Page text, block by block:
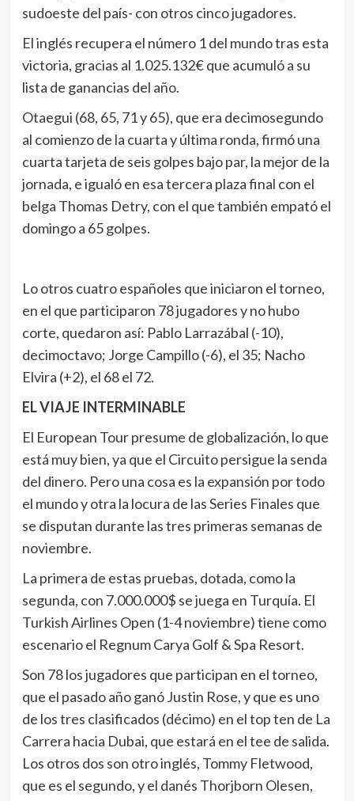
sudoeste del país- con otros cinco jugadores.
El inglés recupera el número 1 del mundo tras esta
victoria, gracias al 1.025.132€ que acumuló a su
lista de ganancias del año.
Otaegui (68, 65, 71 y 65), que era decimosegundo
al comienzo de la cuarta y última ronda, firmó una
cuarta tarjeta de seis golpes bajo par, la mejor de la
jornada, e igualó en esa tercera plaza final con el
belga Thomas Detry, con el que también empató el
domingo a 65 golpes.
Lo otros cuatro españoles que iniciaron el torneo,
en el que participaron 78 jugadores y no hubo
corte, quedaron así: Pablo Larrazábal (-10),
decimoctavo; Jorge Campillo (-6), el 35; Nacho
Elvira (+2), el 68 el 72.
EL VIAJE INTERMINABLE
El European Tour presume de globalización, lo que
está muy bien, ya que el Circuito persigue la senda
del dinero. Pero una cosa es la expansión por todo
el mundo y otra la locura de las Series Finales que
se disputan durante las tres primeras semanas de
noviembre.
La primera de estas pruebas, dotada, como la
segunda, con 7.000.000$ se juega en Turquía. El
Turkish Airlines Open (1-4 noviembre) tiene como
escenario el Regnum Carya Golf & Spa Resort.
Son 78 los jugadores que participan en el torneo,
que el pasado año ganó Justin Rose, y que es uno
de los tres clasificados (décimo) en el top ten de La
Carrera hacia Dubai, que estará en el tee de salida.
Los otros dos son otro inglés, Tommy Fletwood,
que es el segundo, y el danés Thorjborn Olesen,